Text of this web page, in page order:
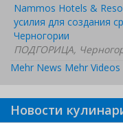
Nammos Hotels &
усилия для создания
Черногории
ПОДГОРИЦА,
Mehr News Mehr Videos
Новости